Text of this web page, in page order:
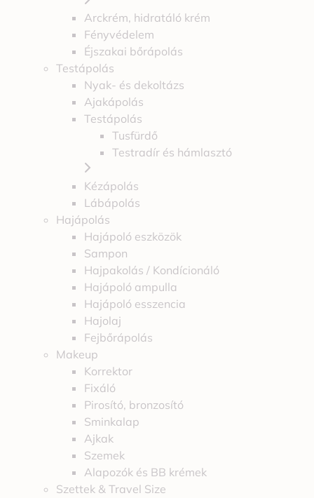
Arckrém, hidratáló krém
Fényvédelem
Éjszakai bőrápolás
Testápolás
Nyak- és dekoltázs
Ajakápolás
Testápolás
Tusfürdő
Testradír és hámlasztó
Kézápolás
Lábápolás
Hajápolás
Hajápoló eszközök
Sampon
Hajpakolás / Kondícionáló
Hajápoló ampulla
Hajápoló esszencia
Hajolaj
Fejbőrápolás
Makeup
Korrektor
Fixáló
Pirosító, bronzosító
Sminkalap
Ajkak
Szemek
Alapozók és BB krémek
Szettek & Travel Size